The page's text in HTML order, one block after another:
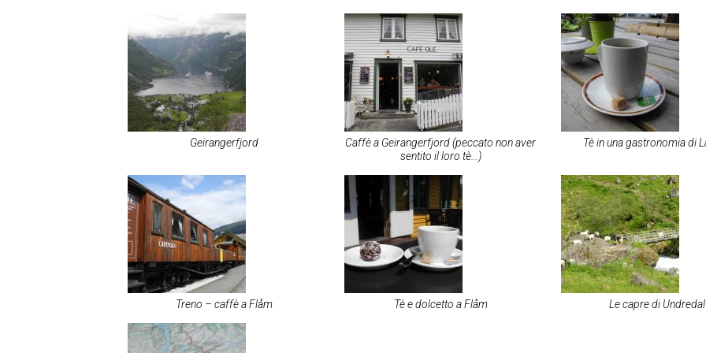
Geirangerfjord
Caffè a Geirangerfjord (peccato non aver
sentito il loro tè…)
Tè in una gastronomia di
Treno – caffè a Flåm Tè e dolcetto a Flåm Le capre di Undredal